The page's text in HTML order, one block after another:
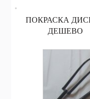
ПОКРАСКА
ДЕШЕВО